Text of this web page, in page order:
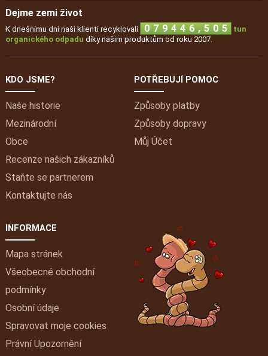
Dejme zemi život
K dnešnímu dni naši klienti recyklovali 0 7 9 4 4 6 , 5 0 5
tun
organického odpadu díky našim produktům od roku 2007.
KDO JSME?
Naše historie
Mezinárodní
Obce
Recenze našich zákazníků
Staňte se partnerem
Kontaktujte nás
POTŘEBUJÍ POMOC
Způsoby platby
Způsoby dopravy
Můj Účet
INFORMACE
Mapa stránek
Všeobecné obchodní
podmínky
Osobní údaje
Spravovat moje cookies
Právní Upozornění